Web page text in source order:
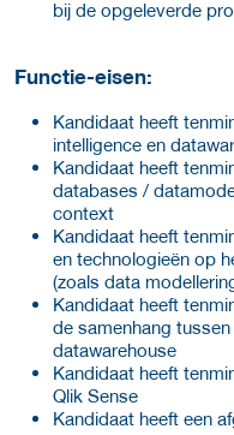
bij de opgeleverde
Functie-eisen:
Kandidaat heeft
intelligence en
Kandidaat heeft
databases /
context
Kandidaat heeft
en technologieën op
(zoals data
Kandidaat heeft
de samenhang
datawarehouse
Kandidaat heeft
Qlik Sense
Kandidaat heeft een